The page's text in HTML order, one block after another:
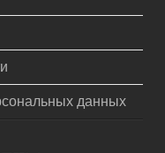
данных